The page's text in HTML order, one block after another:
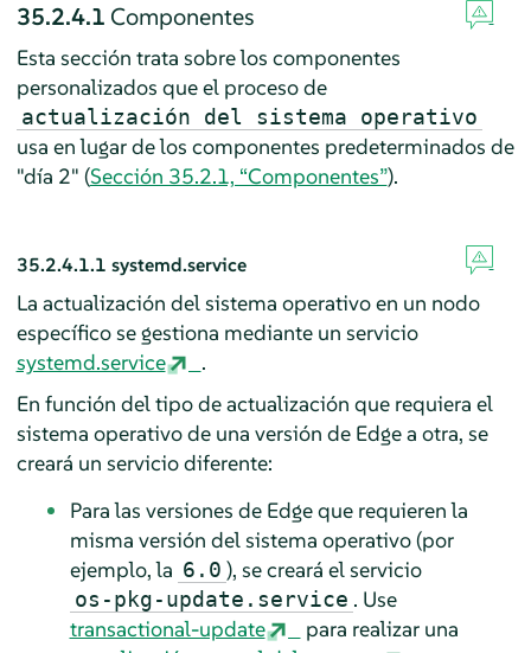
35.2.4.1 Componentes
Esta sección trata sobre los componentes
personalizados que el proceso de
actualización del sistema operativo
usa en lugar de los componentes predeterminados de
"día 2" (Sección 35.2.1, “Componentes”).
35.2.4.1.1 systemd.service
La actualización del sistema operativo en un nodo
específico se gestiona mediante un servicio
systemd.service
.
En función del tipo de actualización que requiera el
sistema operativo de una versión de Edge a otra, se
creará un servicio diferente:
Para las versiones de Edge que requieren la
misma versión del sistema operativo (por
ejemplo, la 6.0 ), se creará el servicio
os-pkg-update.service . Use
transactional-update
para realizar una